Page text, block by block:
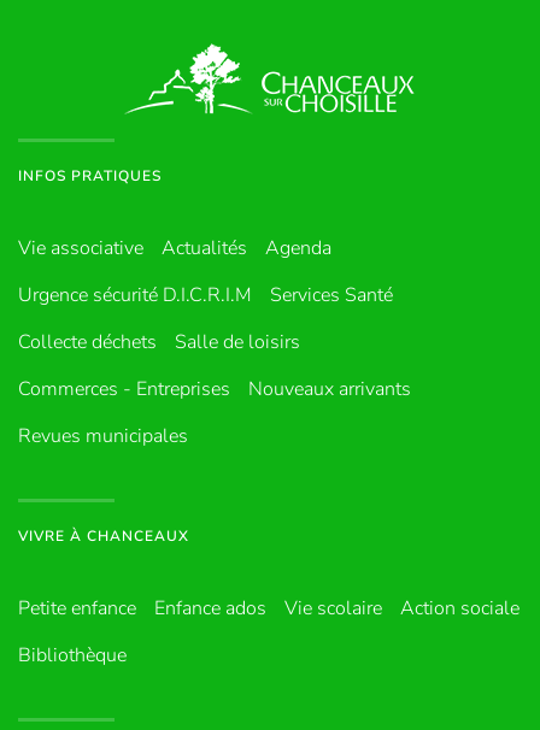
INFOS PRATIQUES
Vie associative Actualités
Agenda
Urgence sécurité D.I.C.R.I.M
Services Santé
Collecte déchets
Salle de loisirs
Commerces - Entreprises
Nouveaux arrivants
Revues municipales
VIVRE À CHANCEAUX
Petite enfance Enfance ados Vie scolaire
Action sociale
Bibliothèque